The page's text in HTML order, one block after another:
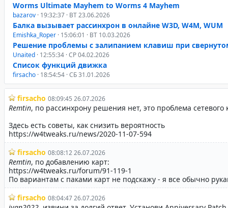
Worms Ultimate Mayhem to Worms 4 Mayhem
bazarov · 19:32:37 · ВТ 23.06.2026
Балка вызывает рассинхрон в онлайне W3D, W4M, WUM
Emishka_Roper · 15:06:01 · ВТ 10.03.2026
Решение проблемы с залипанием клавиш при
Unaited · 12:55:34 · СР 04.02.2026
Список функций движка
firsacho · 18:54:54 · СБ 31.01.2026